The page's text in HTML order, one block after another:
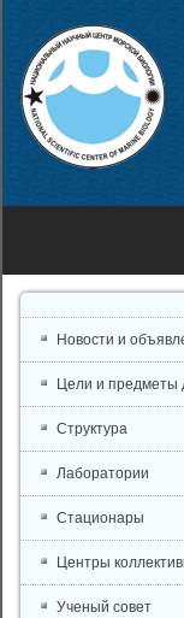
Новости и
Цели и предметы
Структура
Лаборатории
Стационары
Центры
Ученый совет